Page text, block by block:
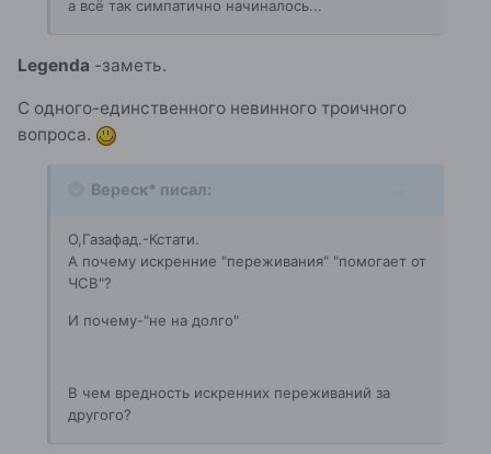
а всё так симпатично начиналось...
Legenda -заметь.
С одного-единственного невинного троичного
вопроса.
Вереск* писал:
О,Газафад.-Кстати.
А почему искренние "переживания" "помогает от
ЧСВ"?
И почему-"не на долго"
В чем вредность искренних переживаний за
другого?